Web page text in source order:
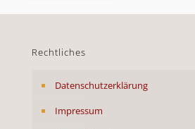
Rechtliches
Datenschutzerklärung
Impressum